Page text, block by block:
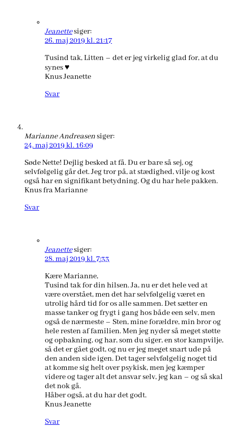
Jeanettesiger:
26. maj 2019 kl. 21:17
Tusind tak, Litten – det er jeg virkelig glad for, at du
synes ♥️
Knus Jeanette
Svar
Marianne Andreasensiger:
24. maj 2019 kl. 16:09
Søde Nette! Dejlig besked at få. Du er bare så sej, og
selvfølgelig går det. Jeg tror på, at stædighed, vilje og kost
også har en signifikant betydning. Og du har hele pakken.
Knus fra Marianne
Svar
Jeanettesiger:
28. maj 2019 kl. 7:33
Kære Marianne,
Tusind tak for din hilsen. Ja, nu er det hele ved at
være overstået, men det har selvfølgelig været en
utrolig hård tid for os alle sammen. Det sætter en
masse tanker og frygt i gang hos både een selv, men
også de nærmeste – Sten, mine forældre, min bror og
hele resten af familien. Men jeg nyder så meget støtte
og opbakning, og har, som du siger, en stor kampvilje,
så det er gået godt, og nu er jeg meget snart ude på
den anden side igen. Det tager selvfølgelig noget tid
at komme sig helt over psykisk, men jeg kæmper
videre og tager alt det ansvar selv, jeg kan – og så skal
det nok gå.
Håber også, at du har det godt.
Knus Jeanette
Svar